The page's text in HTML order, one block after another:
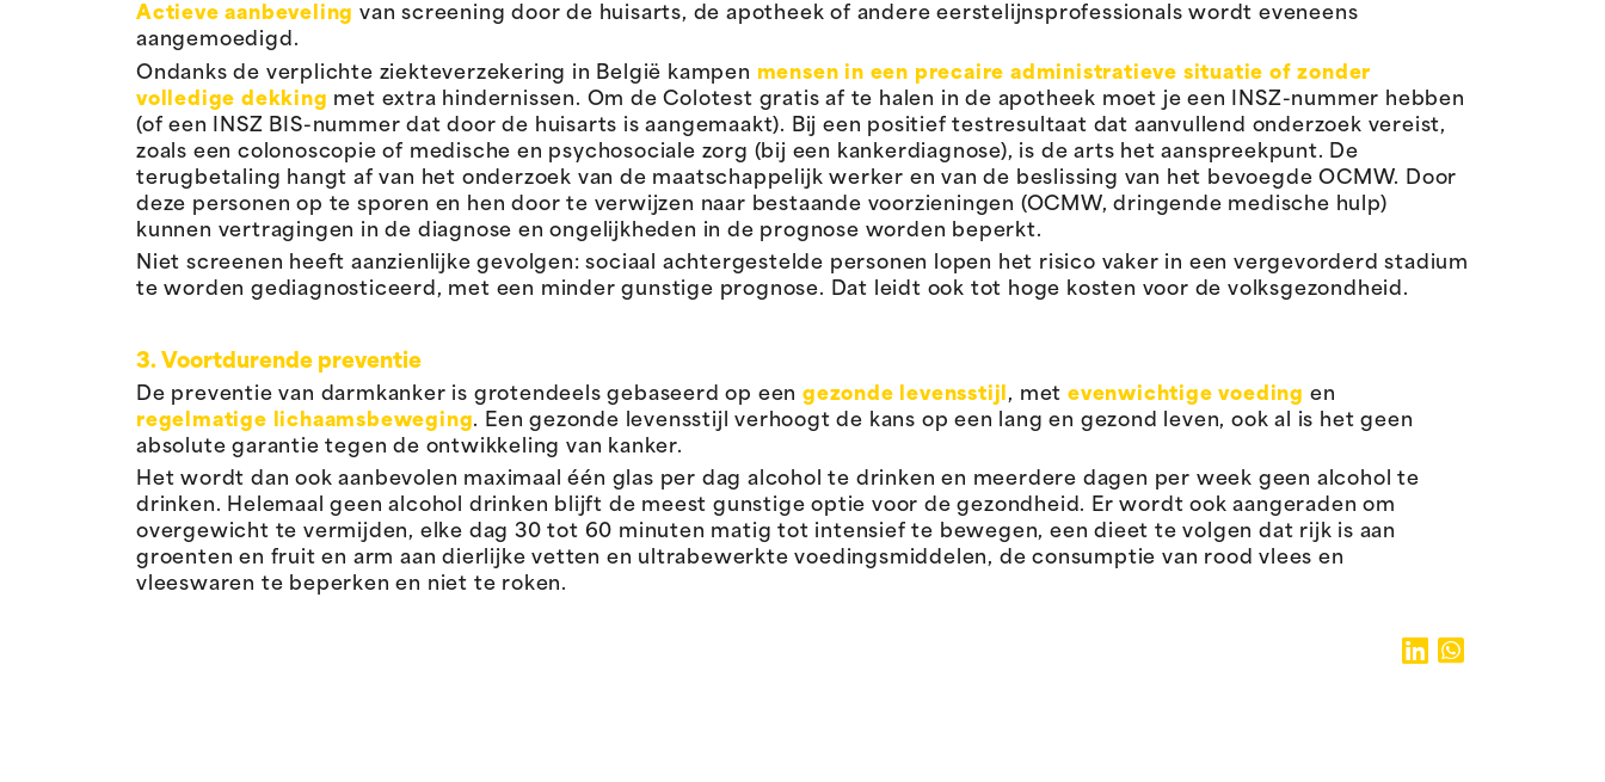
Actieve aanbeveling van screening door de huisarts, de apotheek of andere eerstelijnsprofessionals wordt eveneens
aangemoedigd.
Ondanks de verplichte ziekteverzekering in België kampen mensen in een precaire administratieve situatie of zonder
volledige dekking met extra hindernissen. Om de Colotest gratis af te halen in de apotheek moet je een INSZ-nummer hebben
(of een INSZ BIS-nummer dat door de huisarts is aangemaakt). Bij een positief testresultaat dat aanvullend onderzoek vereist,
zoals een colonoscopie of medische en psychosociale zorg (bij een kankerdiagnose), is de arts het aanspreekpunt. De
terugbetaling hangt af van het onderzoek van de maatschappelijk werker en van de beslissing van het bevoegde OCMW. Door
deze personen op te sporen en hen door te verwijzen naar bestaande voorzieningen (OCMW, dringende medische hulp)
kunnen vertragingen in de diagnose en ongelijkheden in de prognose worden beperkt.
Niet screenen heeft aanzienlijke gevolgen: sociaal achtergestelde personen lopen het risico vaker in een vergevorderd stadium
te worden gediagnosticeerd, met een minder gunstige prognose. Dat leidt ook tot hoge kosten voor de volksgezondheid.
3. Voortdurende preventie
De preventie van darmkanker is grotendeels gebaseerd op een gezonde levensstijl , metevenwichtige voeding en
regelmatige lichaamsbeweging. Een gezonde levensstijl verhoogt de kans op een lang en gezond leven, ook al is het geen
absolute garantie tegen de ontwikkeling van kanker.
Het wordt dan ook aanbevolen maximaal één glas per dag alcohol te drinken en meerdere dagen per week geen alcohol te
drinken. Helemaal geen alcohol drinken blijft de meest gunstige optie voor de gezondheid. Er wordt ook aangeraden om
overgewicht te vermijden, elke dag 30 tot 60 minuten matig tot intensief te bewegen, een dieet te volgen dat rijk is aan
groenten en fruit en arm aan dierlijke vetten en ultrabewerkte voedingsmiddelen, de consumptie van rood vlees en
vleeswaren te beperken en niet te roken.